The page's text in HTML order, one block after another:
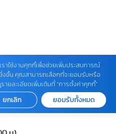
จำกัด
รชั่นส์ จำกัด (มหาชน)
ราใช้งานคุกกี้เพื่อช่วยเพิ่มประสบการณ์
ยิ่งขึ้น คุณสามารถเลือกที่จะยอมรับหรือ
ายละเอียดเพิ่มเติมที่ “การตั้งค่าคุกกี้”
ยกเลิก ยอมรับทั้งหมด